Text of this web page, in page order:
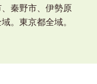
秦野市、伊勢原
。東京都全域。